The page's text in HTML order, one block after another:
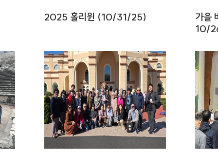
2025 홀리윈 (10/31/25)
가을
10/